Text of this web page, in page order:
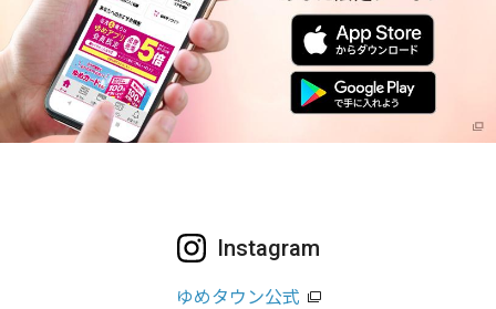
Instagram
ゆめタウン公式